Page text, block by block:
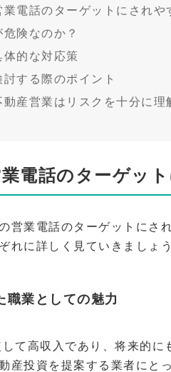
業電話のターゲットにされや
険なのか？
的な対応策
する際のポイント
動産営業はリスクを十分に理
電話のターゲッ
営業電話のターゲットにさ
れに詳しく見ていきましょう
職業としての魅力
て高収入であり、将来的に
産投資を提案する業者にと